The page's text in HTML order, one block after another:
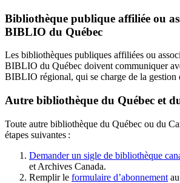
Bibliothèque publique affiliée ou
BIBLIO du Québec
Les bibliothèques publiques affiliées ou
BIBLIO du Québec doivent communiquer
BIBLIO régional, qui se charge de la gestion
Autre bibliothèque du Québec et
Toute autre bibliothèque du Québec ou du
étapes suivantes :
Demander un sigle de bibliothèque
et Archives Canada.
Remplir le formulaire d’abonnement